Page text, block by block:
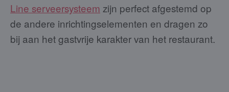
Line serveersysteem zijn perfect afgestemd op
de andere inrichtingselementen en dragen zo
bij aan het gastvrije karakter van het restaurant.